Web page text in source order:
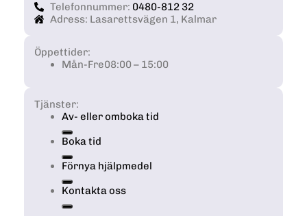
Telefonnummer: 0480-812 32
Adress: Lasarettsvägen 1, Kalmar
Öppettider:
Mån-Fre08:00 – 15:00
Tjänster:
Av- eller omboka tid
Boka tid
Förnya hjälpmedel
Kontakta oss